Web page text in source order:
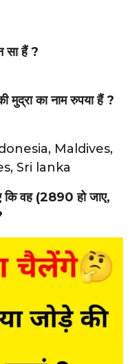
सा हैं ?
मुद्रा का नाम रुपया हैं ?
Maldives,
Sri lanka
कि वह (2890 हो जाए,